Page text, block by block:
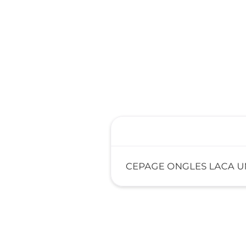
CEPAGE ONGLES LACA